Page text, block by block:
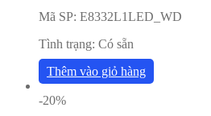
Mã SP: E8332L1LED_WD
Tình trạng: Có sẵn
Thêm vào giỏ hàng
-20%